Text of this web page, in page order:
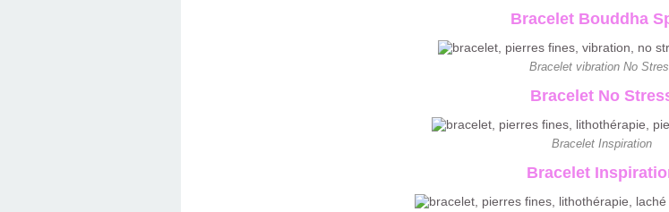
Bracelet Bouddha
Bracelet vibration No
Bracelet No
Bracelet Inspiration
Bracelet